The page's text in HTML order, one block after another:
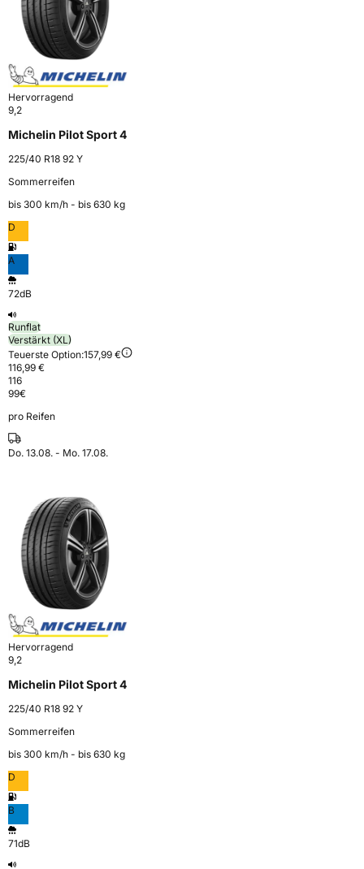
Hervorragend
9,2
Michelin Pilot Sport 4
225/40 R18 92 Y
Sommerreifen
bis 300 km⁠/⁠h - bis 630 kg
D
A
72dB
Runflat
Verstärkt (XL)
Teuerste Option:157,99 €
116,99 €
116
99€
pro Reifen
Do. 13.08. - Mo. 17.08.
Hervorragend
9,2
Michelin Pilot Sport 4
225/40 R18 92 Y
Sommerreifen
bis 300 km⁠/⁠h - bis 630 kg
D
B
71dB